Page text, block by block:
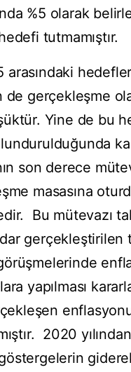
%5 olarak
tutmamıştır.
arasındaki
gerçekleşme
Yine de bu
son derece
masasına
Bu mütevazı
gerçekleştirilen
yapılması
2020